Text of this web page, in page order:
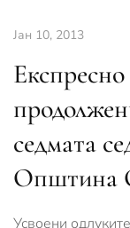
Јан 10, 2013
седмата
Општина
Усвоени